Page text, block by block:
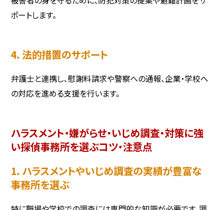
ポートします。
4. 法的措置のサポート
弁護士と連携し、慰謝料請求や警察への通報、企業・学校へ
の対応を進める支援を行います。
ハラスメント・嫌がらせ・いじめ調査・対策に強
い探偵事務所を選ぶコツ・注意点
1. ハラスメントやいじめ調査の実績が豊富な
事務所を選ぶ